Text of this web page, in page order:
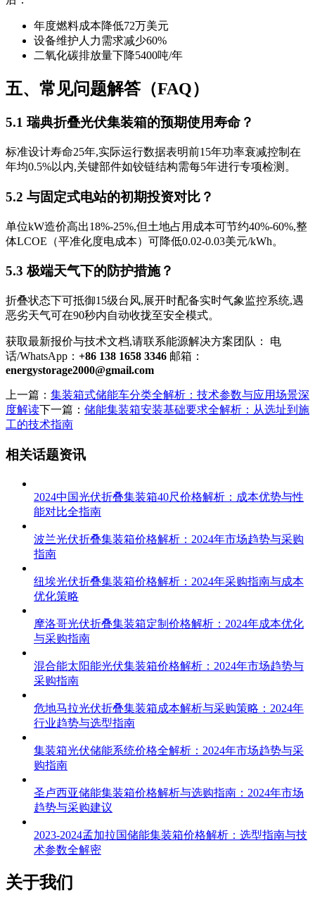
年度燃料成本降低72万美元
设备维护人力需求减少60%
二氧化碳排放量下降5400吨/年
五、常见问题解答（FAQ）
5.1 瑞典折叠光伏集装箱的预期使用寿命？
标准设计寿命25年,实际运行数据表明前15年功率衰减控制在
年均0.5%以内,关键部件如铰链结构需每5年进行专项检测。
5.2 与固定式电站的初期投资对比？
单位kW造价高出18%-25%,但土地占用成本可节约40%-60%,整
体LCOE（平准化度电成本）可降低0.02-0.03美元/kWh。
5.3 极端天气下的防护措施？
折叠状态下可抵御15级台风,展开时配备实时气象监控系统,遇
恶劣天气可在90秒内自动收拢至安全模式。
获取最新报价与技术文档,请联系能源解决方案团队： 电
话/WhatsApp： +86 138 1658 3346 邮箱：
energystorage2000@gmail.com
上一篇： 集装箱式储能车分类全解析：技术参数与应用场景深
度解读下一篇： 储能集装箱安装基础要求全解析：从选址到施
工的技术指南
相关话题资讯
2024中国光伏折叠集装箱40尺价格解析：成本优势与性
能对比全指南
波兰光伏折叠集装箱价格解析：2024年市场趋势与采购
指南
纽埃光伏折叠集装箱价格解析：2024年采购指南与成本
优化策略
摩洛哥光伏折叠集装箱定制价格解析：2024年成本优化
与采购指南
混合能太阳能光伏集装箱价格解析：2024年市场趋势与
危地马拉光伏折叠集装箱成本解析与采购策略：2024年
集装箱光伏储能系统价格全解析：2024年市场趋势与采
圣卢西亚储能集装箱价格解析与选购指南：2024年市场
2023-2024孟加拉国储能集装箱价格解析：选型指南与技